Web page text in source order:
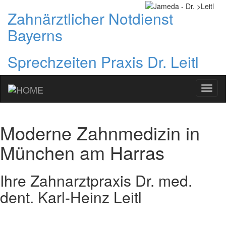
Zahnärztlicher Notdienst
Bayerns
Sprechzeiten Praxis Dr. Leitl
Ihr
Moderne Zahnmedizin in
München am Harras
Ihre Zahnarztpraxis Dr. med.
dent. Karl-Heinz Leitl